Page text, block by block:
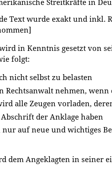
Streitkräfte in
Text wurde exakt und inkl.
in Kenntnis gesetzt von
folgt:
nicht selbst zu belasten
Rechtsanwalt nehmen, wenn
alle Zeugen vorladen,
der Anklage haben
nur auf neue und wichtiges
dem Angeklagten in seiner